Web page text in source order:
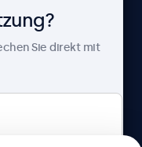
Sie direkt mit